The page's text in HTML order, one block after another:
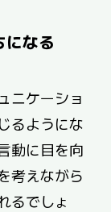
なる
ニケーショ
るようにな
動に目を向
考えながら
るでしょ